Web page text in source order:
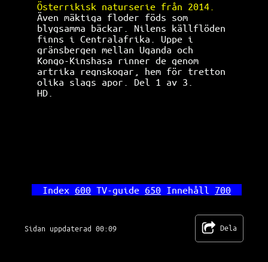
Österrikisk naturserie från 2014.
Även mäktiga floder föds som
blygsamma bäckar. Nilens källflöden
finns i Centralafrika. Uppe i
gränsbergen mellan Uganda och
Kongo-Kinshasa rinner de genom
artrika regnskogar, hem för tretton
olika slags apor. Del 1 av 3.
HD.
Index 600 TV-guide 650 Innehåll 700
Sidan uppdaterad 00:09 Dela